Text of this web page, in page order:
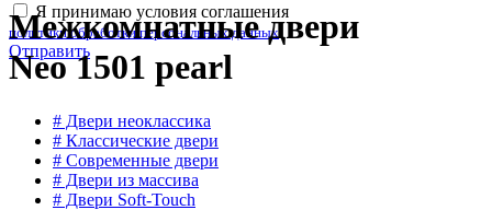
Я принимаю условия соглашения
политики обработки персональных данных
Отправить
Межкомнатные двери
Neo 1501 pearl
# Двери неоклассика
# Классические двери
# Современные двери
# Двери из массива
# Двери Soft-Touch